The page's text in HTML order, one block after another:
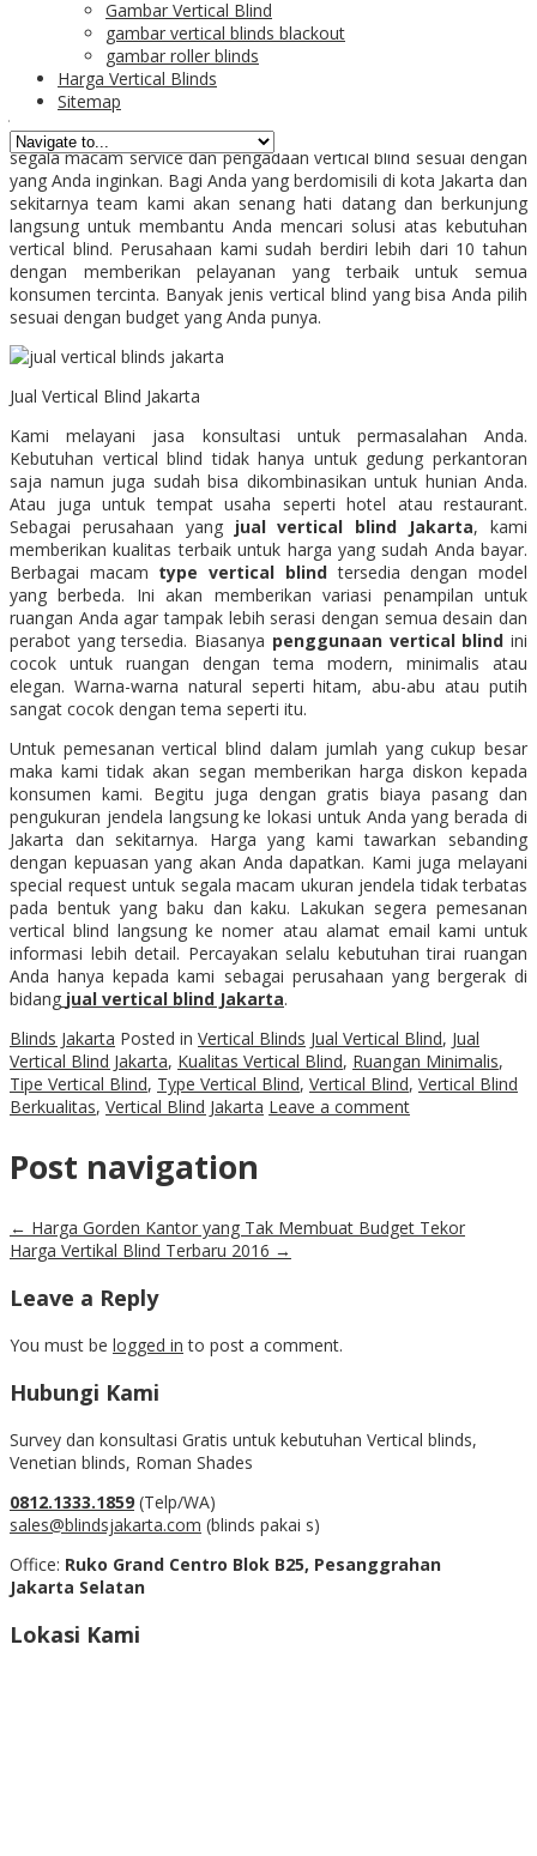
Gambar Vertical Blind
gambar vertical blinds blackout
gambar roller blinds
Harga Vertical Blinds
Sitemap
Blind Jakarta
Jual vertical blind Jakarta
kebutuhan Anda. Kami memberikan jasa pelayanan terbaik untuk
segala macam service dan pengadaan vertical blind sesuai dengan
yang Anda inginkan. Bagi Anda yang berdomisili di kota Jakarta dan
sekitarnya team kami akan senang hati datang dan berkunjung
langsung untuk membantu Anda mencari solusi atas kebutuhan
vertical blind. Perusahaan kami sudah berdiri lebih dari 10 tahun
dengan memberikan pelayanan yang terbaik untuk semua
konsumen tercinta. Banyak jenis vertical blind yang bisa Anda pilih
sesuai dengan budget yang Anda punya.
Jual Vertical Blind Jakarta
Kami melayani jasa konsultasi untuk permasalahan Anda.
Kebutuhan vertical blind tidak hanya untuk gedung perkantoran
saja namun juga sudah bisa dikombinasikan untuk hunian Anda.
Atau juga untuk tempat usaha seperti hotel atau restaurant.
Sebagai perusahaan yang jual vertical blind Jakarta, kami
memberikan kualitas terbaik untuk harga yang sudah Anda bayar.
Berbagai macam type vertical blindtersedia dengan model
yang berbeda. Ini akan memberikan variasi penampilan untuk
ruangan Anda agar tampak lebih serasi dengan semua desain dan
perabot yang tersedia. Biasanya penggunaan vertical blind ini
cocok untuk ruangan dengan tema modern, minimalis atau
elegan. Warna-warna natural seperti hitam, abu-abu atau putih
sangat cocok dengan tema seperti itu.
Untuk pemesanan vertical blind dalam jumlah yang cukup besar
maka kami tidak akan segan memberikan harga diskon kepada
konsumen kami. Begitu juga dengan gratis biaya pasang dan
pengukuran jendela langsung ke lokasi untuk Anda yang berada di
Jakarta dan sekitarnya. Harga yang kami tawarkan sebanding
dengan kepuasan yang akan Anda dapatkan. Kami juga melayani
special request untuk segala macam ukuran jendela tidak terbatas
pada bentuk yang baku dan kaku. Lakukan segera pemesanan
vertical blind langsung ke nomer atau alamat email kami untuk
informasi lebih detail. Percayakan selalu kebutuhan tirai ruangan
Anda hanya kepada kami sebagai perusahaan yang bergerak di
bidang jual vertical blind Jakarta.
Blinds Jakarta Posted in Vertical Blinds Jual Vertical Blind, Jual
Vertical Blind Jakarta, Kualitas Vertical Blind, Ruangan Minimalis,
Tipe Vertical Blind, Type Vertical Blind, Vertical Blind, Vertical Blind
Berkualitas, Vertical Blind Jakarta Leave a comment
Post navigation
← Harga Gorden Kantor yang Tak Membuat Budget Tekor
Harga Vertikal Blind Terbaru 2016 →
Leave a Reply
You must be logged in to post a comment.
Hubungi Kami
Survey dan konsultasi Gratis untuk kebutuhan Vertical blinds,
Venetian blinds, Roman Shades
0812.1333.1859 (Telp/WA)
sales@blindsjakarta.com (blinds pakai s)
Office: Ruko Grand Centro Blok B25, Pesanggrahan
Jakarta Selatan
Lokasi Kami